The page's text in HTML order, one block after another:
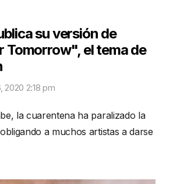
su versión de
Tomorrow", el tema de
2020 2:18 pm
la cuarentena ha paralizado la
a muchos artistas a darse